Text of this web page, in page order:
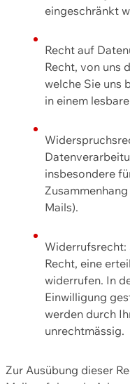
eingeschränkt
Recht auf
Recht, von uns
welche Sie uns
in einem
insbesondere
Mails).
Widerrufsrecht:
Recht, eine
widerrufen. In
Einwilligung
werden durch
unrechtmässig.
Zur Ausübung dieser